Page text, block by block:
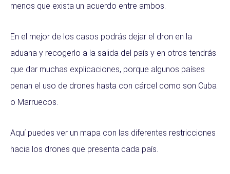
menos que exista un acuerdo entre ambos.
En el mejor de los casos podrás dejar el dron en la
aduana y recogerlo a la salida del país y en otros tendrás
que dar muchas explicaciones, porque algunos países
penan el uso de drones hasta con cárcel como son Cuba
o Marruecos.
Aquí puedes ver un mapa con las diferentes restricciones
hacia los drones que presenta cada país.